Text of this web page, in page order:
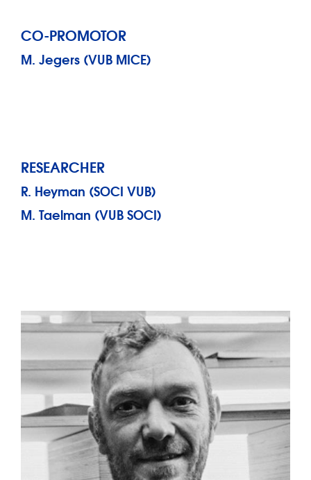
CO-PROMOTOR
M. Jegers (VUB MICE)
RESEARCHER
R. Heyman (SOCI VUB)
M. Taelman (VUB SOCI)